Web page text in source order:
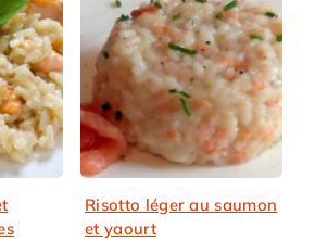
Risotto léger au saumon
et yaourt